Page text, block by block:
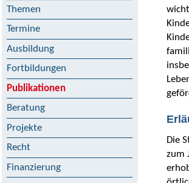
Themen
Termine
Ausbildung
Fortbildungen
Publikationen
Beratung
Projekte
Recht
Finanzierung
Die
zum